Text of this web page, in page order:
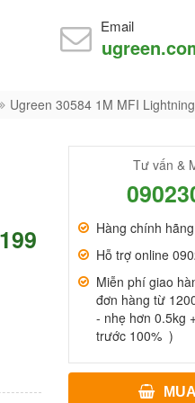
Email
Ugreen 30584 1M MFI
Tư vấn &
Hàng chính
Hỗ trợ online
Miễn phí giao
đơn hàng từ
- nhẹ hơn 0.5kg
trước 100% )